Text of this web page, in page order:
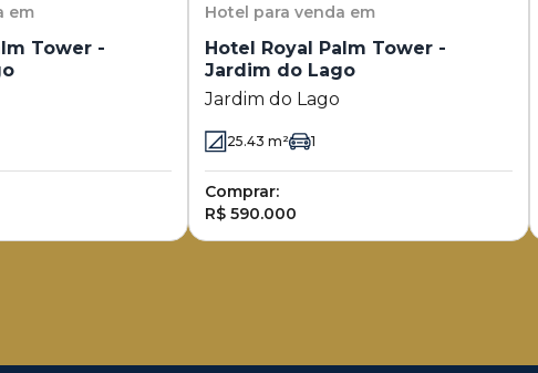
em
Tower -
Hotel para venda em
Hotel Royal Palm Tower -
Jardim do Lago
Jardim do Lago
25.43 m² 1
Comprar:
R$ 590.000